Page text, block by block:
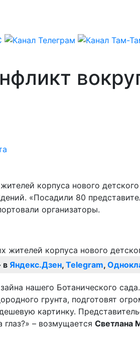
корпуса нового
«Посадили 80
организаторы.
в Яндекс.Дзен, Telegram,
нашего Ботанического
грунта, подготовят
картинку.
– возмущается Светлана